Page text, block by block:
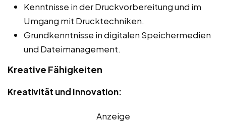
Kenntnisse in der Druckvorbereitung und im
Umgang mit Drucktechniken.
Grundkenntnisse in digitalen Speichermedien
und Dateimanagement.
Kreative Fähigkeiten
Kreativität und Innovation:
Anzeige